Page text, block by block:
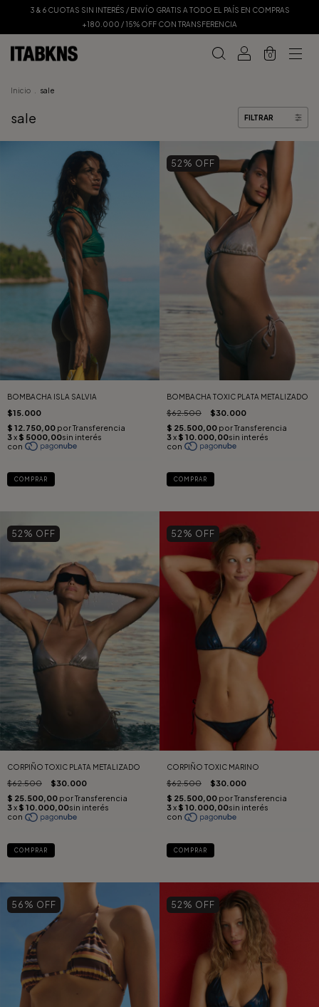
3 & 6 CUOTAS SIN INTERÉS / ENVÍO GRATIS A TODO EL PAÍS EN COMPRAS
+180.000 / 15% OFF CON TRANSFERENCIA
0
Inicio sale
sale FILTRAR
BOMBACHA ISLA SALVIA
$15.000
COMPRAR
52 % OFF
BOMBACHA TOXIC PLATA METALIZADO
$62.500 $30.000
COMPRAR
52 % OFF
CORPIÑO TOXIC PLATA METALIZADO
$62.500 $30.000
COMPRAR
52 % OFF
CORPIÑO TOXIC MARINO
$62.500 $30.000
COMPRAR
56 % OFF 52 % OFF